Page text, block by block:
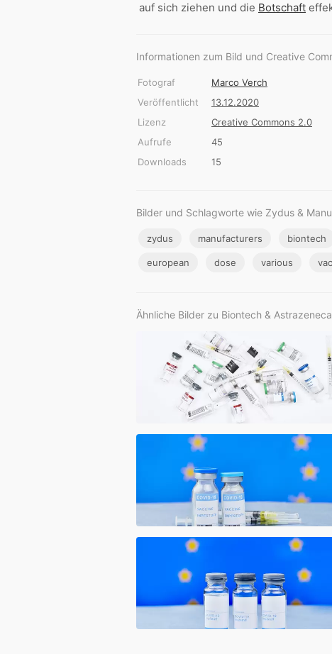
auf sich ziehen und die Botschaft
Informationen zum Bild und Creative
Fotograf
Marco Verch
Veröffentlicht
13.12.2020
Lizenz
Creative Commons 2.0
Aufrufe
45
Downloads
15
Bilder und Schlagworte wie Zydus &
zydus manufacturers biontech
european dose various
Ähnliche Bilder zu Biontech &